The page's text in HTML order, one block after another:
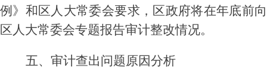
例》和区人大常委会要求，区政府将在年底前向
区人大常委会专题报告审计整改情况。
五、审计查出问题原因分析